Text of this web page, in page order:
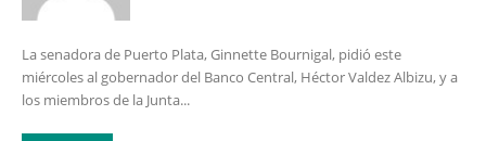
La senadora de Puerto Plata, Ginnette Bournigal, pidió este
miércoles al gobernador del Banco Central, Héctor Valdez Albizu, y a
los miembros de la Junta...